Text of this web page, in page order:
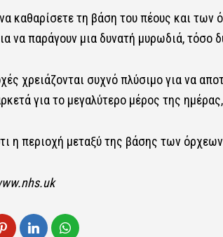
καθαρίσετε τη βάση του πέους και
να παράγουν μια δυνατή μυρωδιά, τόσο
χρειάζονται συχνό πλύσιμο για να
για το μεγαλύτερο μέρος της
η περιοχή μεταξύ της βάσης των